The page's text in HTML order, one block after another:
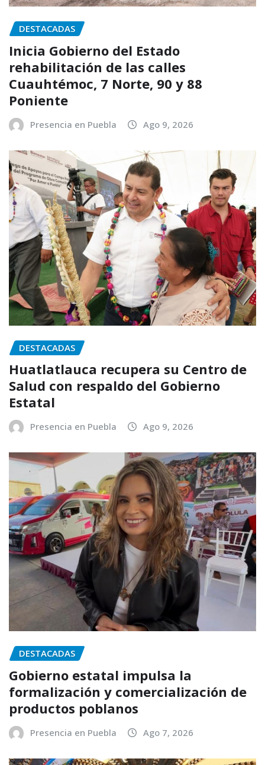
DESTACADAS
Inicia Gobierno del Estado
rehabilitación de las calles
Cuauhtémoc, 7 Norte, 90 y 88
Poniente
Presencia en Puebla Ago 9, 2026
DESTACADAS
Huatlatlauca recupera su Centro de
Salud con respaldo del Gobierno
Estatal
Presencia en Puebla Ago 9, 2026
DESTACADAS
Gobierno estatal impulsa la
formalización y comercialización de
productos poblanos
Presencia en Puebla Ago 7, 2026